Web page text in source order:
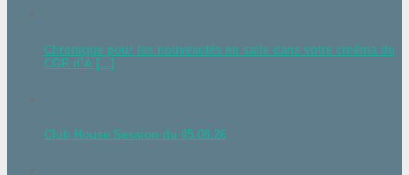
Chronique pour les nouveautés en salle dans votre cinéma du
CGR d’A [...]
Club House Session du 05.08.26